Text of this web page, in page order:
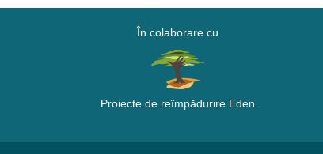
În colaborare cu
Proiecte de reîmpădurire Eden